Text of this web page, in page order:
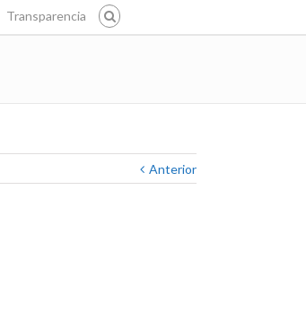
Transparencia
Anterior